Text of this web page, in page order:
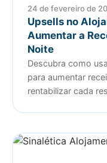
24 de fevereiro de
Upsells no
Aumentar a
Noite
Descubra como
para aumentar
rentabilizar cada